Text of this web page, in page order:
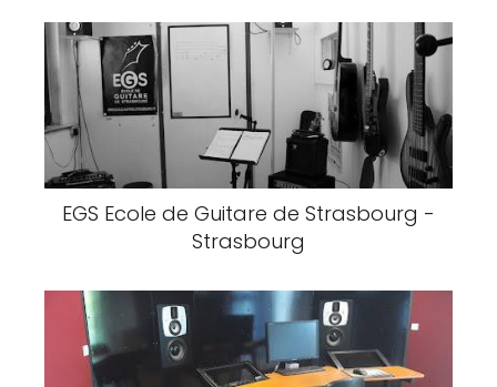
EGS Ecole de Guitare de Strasbourg -
Strasbourg